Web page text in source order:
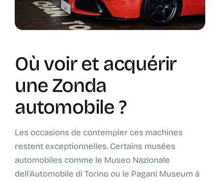
Où voir et acquérir
une Zonda
automobile ?
Les occasions de contempler ces machines
restent exceptionnelles. Certains musées
automobiles comme le Museo Nazionale
dell’Automobile di Torino ou le Pagani Museum à